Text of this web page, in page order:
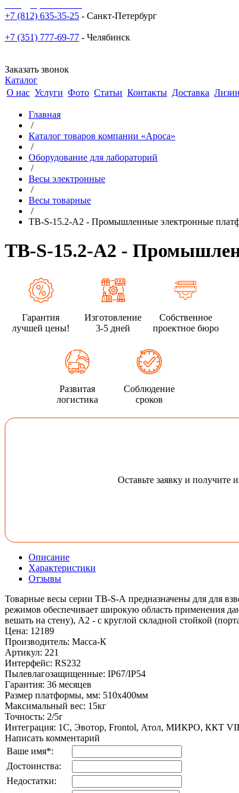
+7 (812) 635-35-25 - Санкт-Петербург
+7 (351) 777-69-77 - Челябинск
Заказать звонок
Каталог
О нас Услуги Фото Статьи Контакты Доставка
Главная
/
Каталог товаров компании «Ароса»
/
Оборудование для лабораторий
/
Весы электронные
/
Весы товарные
/
ТВ-S-15.2-А2 - Промышленные электронные
ТВ-S-15.2-А2 -
Гарантия
лучшей цены!
Изготовление
3-5 дней
Собственное
проектное бюро
Развитая
логистика
Соблюдение
сроков
Оставьте заявку и
Описание
Характеристики
Отзывы
Товарные весы серии ТВ-S-А предназначены для для
режимов обеспечивает широкую область применения
вешать на стену), A2 - с круглой складной стойкой
Цена: 12189
Производитель: Масса-К
Артикул: 221
Интерфейс: RS232
Пылевлагозащищенные: IP67/IP54
Гарантия: 36 месяцев
Размер платформы, мм: 510x400мм
Максимальный вес: 15кг
Точность: 2/5г
Интеграция: 1С, Эвотор, Frontol, Атол, МИКРО, ККТ
Написать комментарий
Ваше имя*:
Достоинства:
Недостатки: